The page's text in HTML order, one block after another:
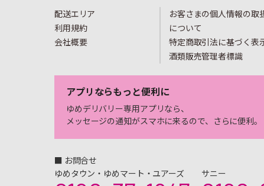
配送エリア
利用規約
会社概要
お客さまの個人情報の取
について
特定商取引法に基づく表
酒類販売管理者標識
アプリならもっと便利に
ゆめデリバリー専用アプリなら、
メッセージの通知がスマホに来るので、さらに便利。
■ お問合せ
ゆめタウン・ゆめマート・ユアーズ
サニー